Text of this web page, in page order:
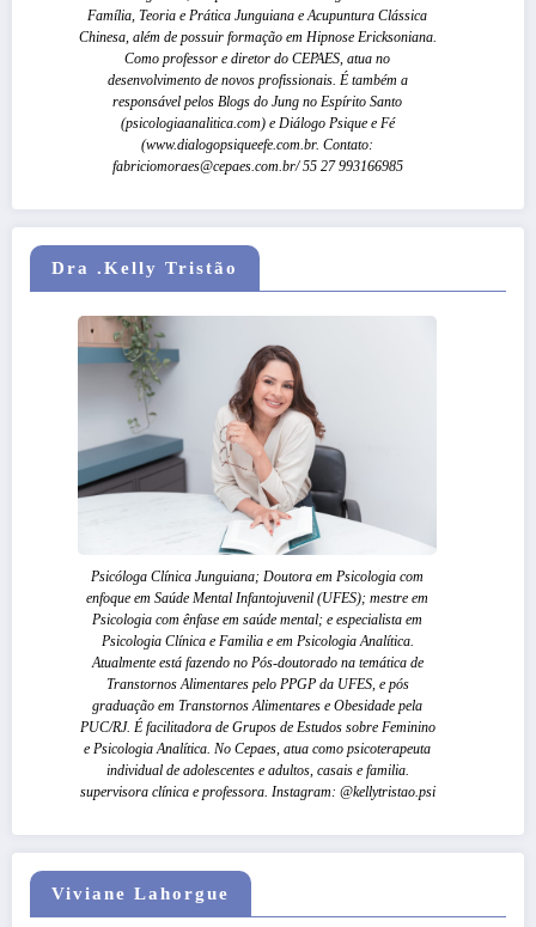
Família, Teoria e Prática Junguiana e Acupuntura Clássica
Chinesa, além de possuir formação em Hipnose Ericksoniana.
Como professor e diretor do CEPAES, atua no
desenvolvimento de novos profissionais. É também a
responsável pelos Blogs do Jung no Espírito Santo
(psicologiaanalitica.com) e Diálogo Psique e Fé
(www.dialogopsiqueefe.com.br. Contato:
fabriciomoraes@cepaes.com.br/ 55 27 993166985
Dra .Kelly Tristão
Psicóloga Clínica Junguiana; Doutora em Psicologia com
enfoque em Saúde Mental Infantojuvenil (UFES); mestre em
Psicologia com ênfase em saúde mental; e especialista em
Psicologia Clínica e Familia e em Psicologia Analítica.
Atualmente está fazendo no Pós-doutorado na temática de
Transtornos Alimentares pelo PPGP da UFES, e pós
graduação em Transtornos Alimentares e Obesidade pela
PUC/RJ. É facilitadora de Grupos de Estudos sobre Feminino
e Psicologia Analítica. No Cepaes, atua como psicoterapeuta
individual de adolescentes e adultos, casais e familia.
supervisora clínica e professora. Instagram: @kellytristao.psi
Viviane Lahorgue